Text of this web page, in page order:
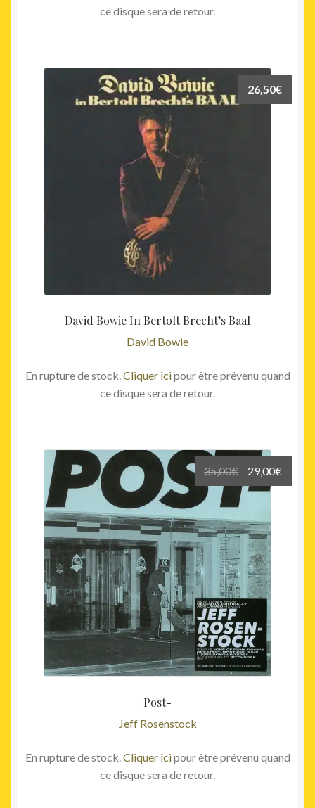
ce disque sera de retour.
David Bowie In Bertolt Brecht’s Baal
David Bowie
26,50€
En rupture de stock.Cliquer icipour être prévenu quand
ce disque sera de retour.
Post-
Jeff Rosenstock
35,00€
Le
prix
était :
35,00€.
29,00€
prix
En rupture de stock.Cliquer icipour être prévenu quand
ce disque sera de retour.